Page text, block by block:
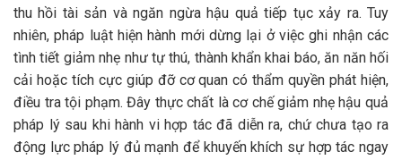
thu hồi tài sản và ngăn ngừa hậu quả tiếp tục xảy ra. Tuy
nhiên, pháp luật hiện hành mới dừng lại ở việc ghi nhận các
tình tiết giảm nhẹ như tự thú, thành khẩn khai báo, ăn năn hối
cải hoặc tích cực giúp đỡ cơ quan có thẩm quyền phát hiện,
điều tra tội phạm. Đây thực chất là cơ chế giảm nhẹ hậu quả
pháp lý sau khi hành vi hợp tác đã diễn ra, chứ chưa tạo ra
động lực pháp lý đủ mạnh để khuyến khích sự hợp tác ngay